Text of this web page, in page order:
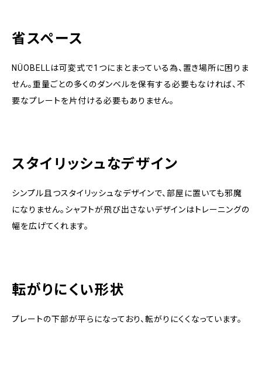
省スペース
NÜOBELLは可変式で1つにまとまっている為、置き場所に困りま
せん。重量ごとの多くのダンベルを保有する必要もなければ、不
要なプレートを片付ける必要もありません。
スタイリッシュなデザイン
シンプル且つスタイリッシュなデザインで、部屋に置いても邪魔
になりません。シャフトが飛び出さないデザインはトレーニングの
幅を広げてくれます。
転がりにくい形状
プレートの下部が平らになっており、転がりにくくなっています。